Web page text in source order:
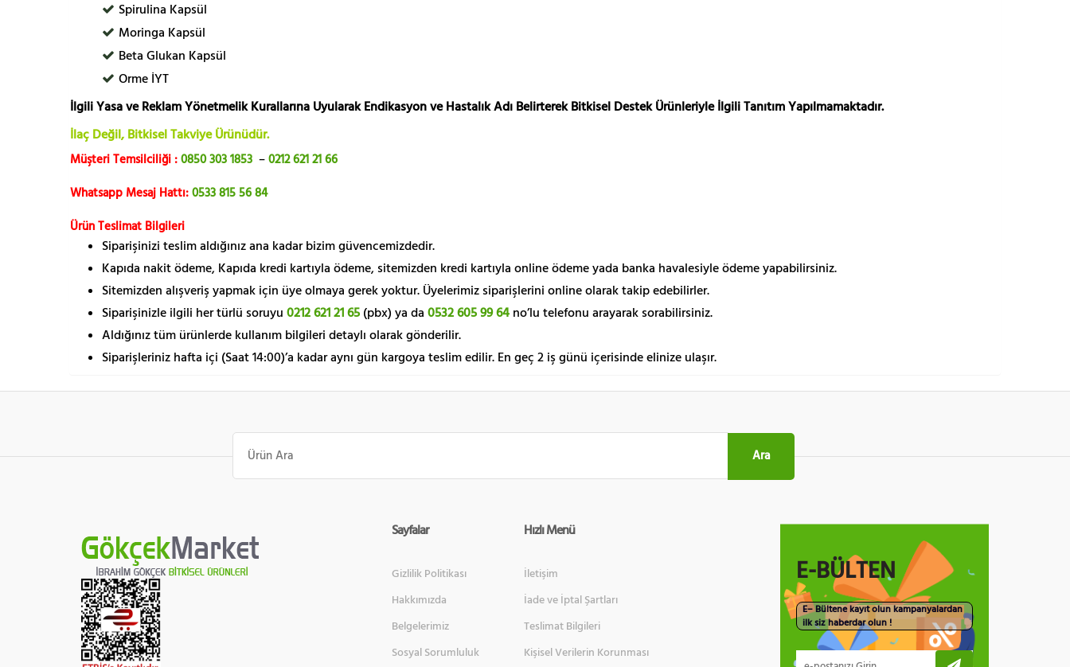
Spirulina Kapsül
Moringa Kapsül
Beta Glukan Kapsül
Orme İYT
İlgili Yasa ve Reklam Yönetmelik Kurallarına Uyularak Endikasyon ve Hastalık Adı Belirterek Bitkisel Destek Ürünleriyle İlgili Tanıtım Yapılmamaktadır.
İlaç Değil, Bitkisel Takviye Ürünüdür.
Müşteri Temsilciliği :0850 303 1853 –0212 621 21 66
Whatsapp Mesaj Hattı:0533 815 56 84
Ürün Teslimat Bilgileri
Siparişinizi teslim aldığınız ana kadar bizim güvencemizdedir.
Kapıda nakit ödeme, Kapıda kredi kartıyla ödeme, sitemizden kredi kartıyla online ödeme yada banka havalesiyle ödeme yapabilirsiniz.
Sitemizden alışveriş yapmak için üye olmaya gerek yoktur. Üyelerimiz siparişlerini online olarak takip edebilirler.
Siparişinizle ilgili her türlü soruyu 0212 621 21 65 (pbx) ya da 0532 605 99 64 no’lu telefonu arayarak sorabilirsiniz.
Aldığınız tüm ürünlerde kullanım bilgileri detaylı olarak gönderilir.
Siparişleriniz hafta içi (Saat 14:00)’a kadar aynı gün kargoya teslim edilir. En geç 2 iş günü içerisinde elinize ulaşır.
Ara:
Ara
Sayfalar
Gizlilik Politikası
Hakkımızda
Belgelerimiz
Sosyal Sorumluluk
Hızlı Menü
İletişim
İade ve İptal Şartları
Teslimat Bilgileri
Kişisel Verilerin Korunması
E-BÜLTEN
E– Bültene kayıt olun kampanyalardan
ilk siz haberdar olun !